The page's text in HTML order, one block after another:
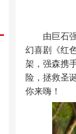
由巨石
幻喜剧《红
架，强森携
险，拯救圣
你来嗨！